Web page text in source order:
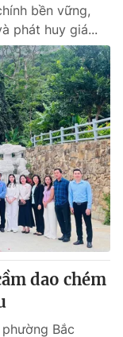
bền vững,
phát huy giá...
dao chém
Bắc